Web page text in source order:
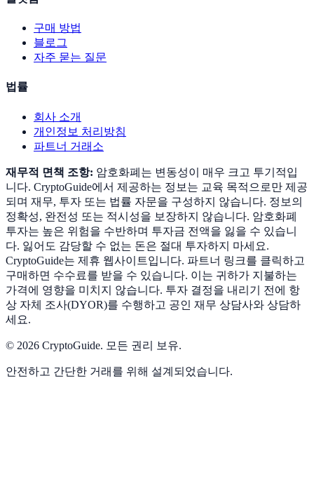
구매 방법
블로그
자주 묻는 질문
법률
회사 소개
개인정보 처리방침
파트너 거래소
재무적 면책 조항: 암호화폐는 변동성이 매우 크고 투기적입
니다. CryptoGuide에서 제공하는 정보는 교육 목적으로만 제공
되며 재무, 투자 또는 법률 자문을 구성하지 않습니다. 정보의
정확성, 완전성 또는 적시성을 보장하지 않습니다. 암호화폐
투자는 높은 위험을 수반하며 투자금 전액을 잃을 수 있습니
다. 잃어도 감당할 수 없는 돈은 절대 투자하지 마세요.
CryptoGuide는 제휴 웹사이트입니다. 파트너 링크를 클릭하고
구매하면 수수료를 받을 수 있습니다. 이는 귀하가 지불하는
가격에 영향을 미치지 않습니다. 투자 결정을 내리기 전에 항
상 자체 조사(DYOR)를 수행하고 공인 재무 상담사와 상담하
세요.
© 2026 CryptoGuide. 모든 권리 보유.
안전하고 간단한 거래를 위해 설계되었습니다.